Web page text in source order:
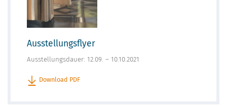
Ausstellungsflyer
Ausstellungsdauer: 12.09. – 10.10.2021
Download PDF